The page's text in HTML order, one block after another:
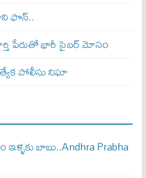
ఫొన్..
పేరుతో భారీ సైబర్ మోసం
పోలీసు నిఘా
ఇళ్ళ‌కు బాబు..Andhra Prabha